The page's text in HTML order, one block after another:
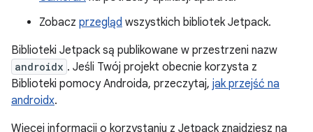
Zobacz przegląd wszystkich bibliotek Jetpack.
Biblioteki Jetpack są publikowane w przestrzeni nazw
androidx . Jeśli Twój projekt obecnie korzysta z
Biblioteki pomocy Androida, przeczytaj, jak przejść na
androidx.
Więcej informacji o korzystaniu z Jetpack znajdziesz na